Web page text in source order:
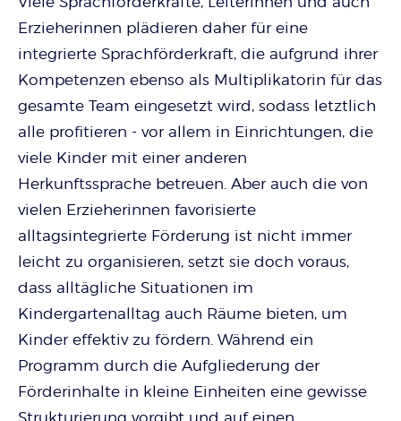
Erzieherinnen plädieren daher für eine
integrierte Sprachförderkraft, die aufgrund ihrer
Kompetenzen ebenso als Multiplikatorin für das
gesamte Team eingesetzt wird, sodass letztlich
alle profitieren - vor allem in Einrichtungen, die
viele Kinder mit einer anderen
Herkunftssprache betreuen. Aber auch die von
vielen Erzieherinnen favorisierte
alltagsintegrierte Förderung ist nicht immer
leicht zu organisieren, setzt sie doch voraus,
dass alltägliche Situationen im
Kindergartenalltag auch Räume bieten, um
Kinder effektiv zu fördern. Während ein
Programm durch die Aufgliederung der
Förderinhalte in kleine Einheiten eine gewisse
Strukturierung vorgibt und auf einen